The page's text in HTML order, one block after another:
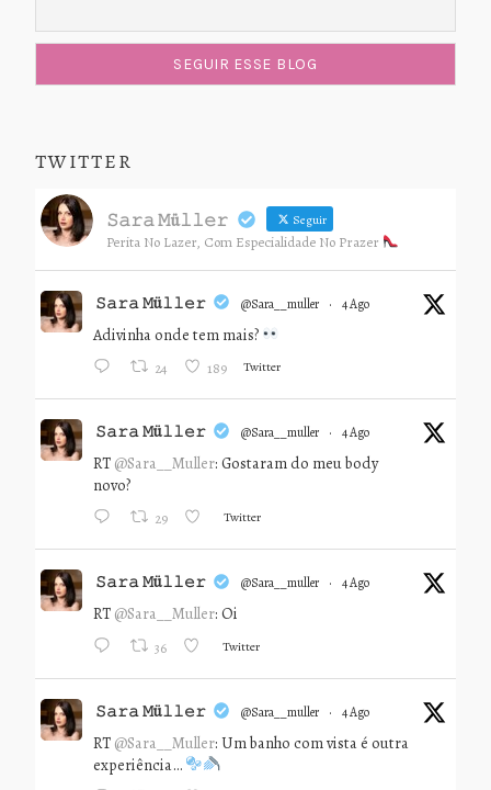
TWITTER
𝚂𝚊𝚛𝚊 𝙼ü𝚕𝚕𝚎𝚛 Seguir
Perita No Lazer, Com Especialidade No Prazer
𝚂𝚊𝚛𝚊 𝙼ü𝚕𝚕𝚎𝚛 @sara__muller · 4 Ago
Adivinha onde tem mais?
24 189 Twitter
𝚂𝚊𝚛𝚊 𝙼ü𝚕𝚕𝚎𝚛 @sara__muller · 4 Ago
RT @Sara__Muller: Gostaram do meu body
novo?
29 Twitter
𝚂𝚊𝚛𝚊 𝙼ü𝚕𝚕𝚎𝚛 @sara__muller · 4 Ago
RT @Sara__Muller: Oi
36 Twitter
𝚂𝚊𝚛𝚊 𝙼ü𝚕𝚕𝚎𝚛 @sara__muller · 4 Ago
RT @Sara__Muller: Um banho com vista é outra
experiência…